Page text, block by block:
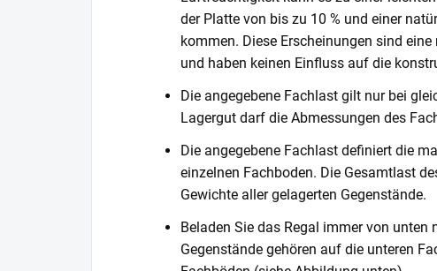
der Platte von bis zu 10 % und einer
kommen. Diese Erscheinungen sind
und haben keinen Einfluss auf die
Die angegebene Fachlast gilt nur bei
Lagergut darf die Abmessungen des
Die angegebene Fachlast definiert die
einzelnen Fachboden. Die Gesamtlast
Gewichte aller gelagerten Gegenstände.
Beladen Sie das Regal immer von unten
Gegenstände gehören auf die unteren